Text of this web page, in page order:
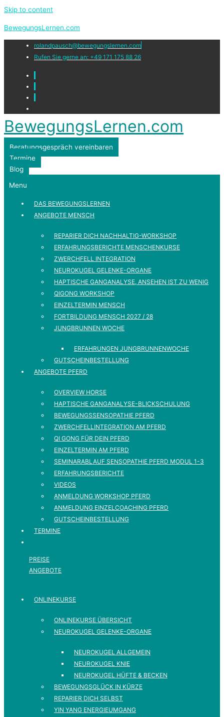
Skip to content
BewegungsLernen.com
rolandpausch@bewegungslernen.com
Rufen Sie gerne an: +49 171 175 88 26
BewegungsLernen.com
Beratungsgespräch vereinbaren
Termine
Blog
Menu
DAS BEWEGUNGSLERNEN
ANGEBOTE MENSCH
REPARIER DICH NACHHALTIG-WORKSHOP
ERFAHRUNGSBERICHTE MENSCHENKURSE
ZWERCHFELL INTEGRATION
NEUROKUGEL GELENKE-ORGANE
HAPTISCHE GANGANALYSE, ANSEHEN IST ZU WENIG
QIGONG WORKSHOP
EINZELTERMIN MENSCH
FORTBILDUNG MENSCH 2027 / 28
JUNGBRUNNEN WOCHE
ERFAHRUNGEN JUNGBRUNNENWOCHE
GUTSCHEINBESTELLUNG
ANGEBOTE PFERD
OVERVIEW HORSE
HAPTISCHE GANGANALYSE-BLICKSCHULUNG
BEWEGUNGSSENSOPATHIE PFERD
ZWERCHFELLINTEGRATION AM PFERD
QI GONG FÜR DEIN PFERD
EINZELTERMIN AM PFERD
SEMINARABLAUF SENSOPATHIE PFERD MODUL 1-3
ERFAHRUNGSBERICHTE
VIDEOS
ANMELDUNG WORKSHOP PFERD
ANMELDUNG EINZELCOACHING PFERD
GUTSCHEINBESTELLUNG
TERMINE
PREISE
ANGEBOTE
ONLINEKURSE
ONLINEKURSE ÜBERSICHT
NEUROKUGEL GELENKE-ORGANE
NEUROKUGEL ALLGEMEIN
NEUROKUGEL KNIE
NEUROKUGEL HÜFTE & BECKEN
BEWEGUNGSGLÜCK IN KÜRZE
REPARIER DICH SELBST
YIN YANG ENERGIEUMGANG